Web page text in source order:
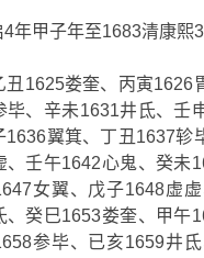
4年甲子年至1683清康熙
丑1625娄奎、丙寅
毕、辛未1631井氐、壬
1636翼箕、丁丑1637
、壬午1642心鬼、癸未
女翼、戊子1648虚
、癸巳1653娄奎、甲午
参毕、已亥1659井